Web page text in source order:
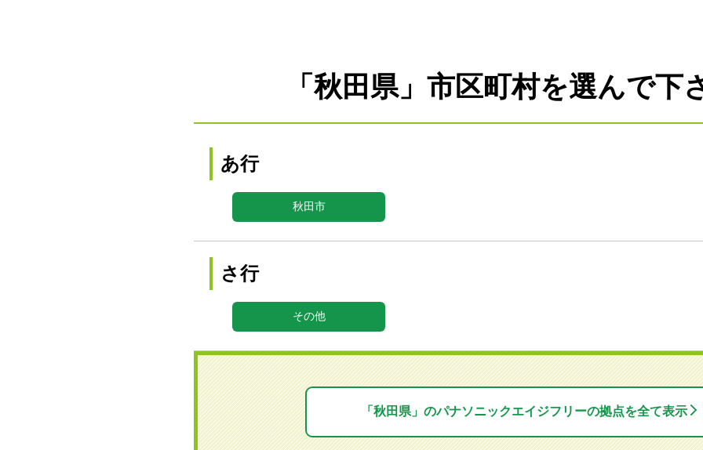
「秋田県」市区町村を選んで下
あ行
秋田市
さ行
その他
「秋田県」のパナソニックエイジフリーの拠点を全て表示